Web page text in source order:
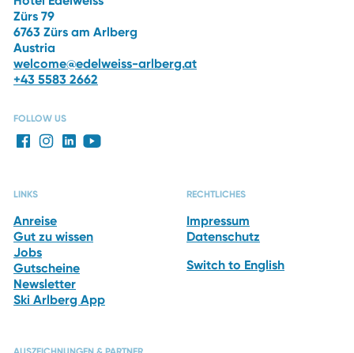
Zürs 79
6763 Zürs am Arlberg
Austria
welcome@edelweiss-arlberg.at
+43 5583 2662
FOLLOW US
LINKS
Anreise
Gut zu wissen
Jobs
Gutscheine
Newsletter
Ski Arlberg App
RECHTLICHES
Impressum
Datenschutz
Switch to English